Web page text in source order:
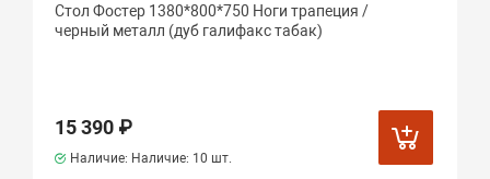
Стол Фостер 1380*800*750 Ноги трапеция /
черный металл (дуб галифакс табак)
15 390 ₽
Наличие: Наличие: 10 шт.